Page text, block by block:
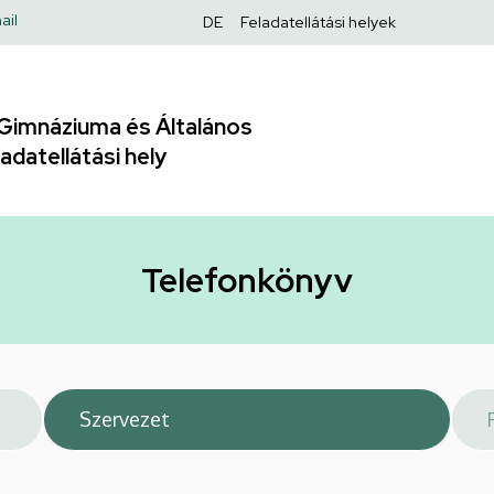
Felső
DE Feladatellátási helyek
és Általános
hely
Telefonkönyv